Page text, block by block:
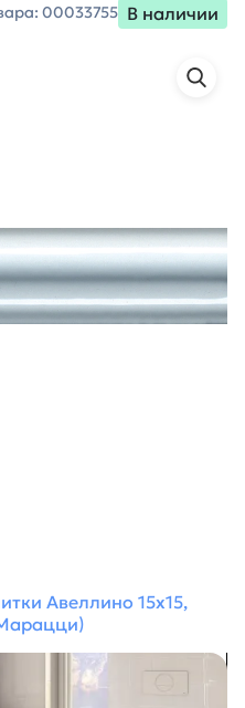
00033755 В наличии
Авеллино 15х15,